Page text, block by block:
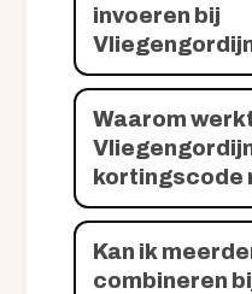
invoeren bij
Waarom
kortingscode
Kan ik
combineren